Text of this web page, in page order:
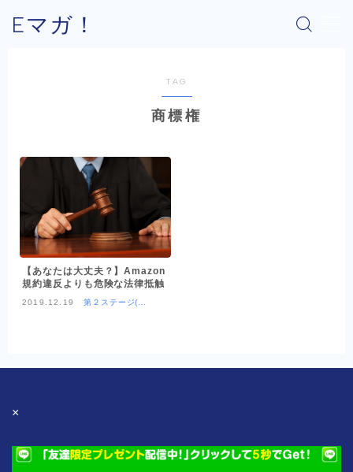
Eマガ！
公式メルマガ
OEM商品×Amazon
OEM商品×Yahoo!
OEM商品×自社EC
お問い合わせ
TAG
商標権
【あなたは大丈夫？】Amazon
規約違反よりも危険な法律抵触
2019.12.19
第２ステージ(OE
×